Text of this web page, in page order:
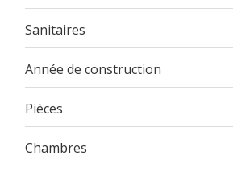
Sanitaires
Année de construction
Pièces
Chambres